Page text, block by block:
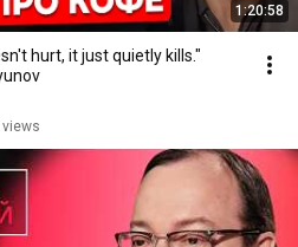
1:20:58
hurt, it just quietly kills."
views